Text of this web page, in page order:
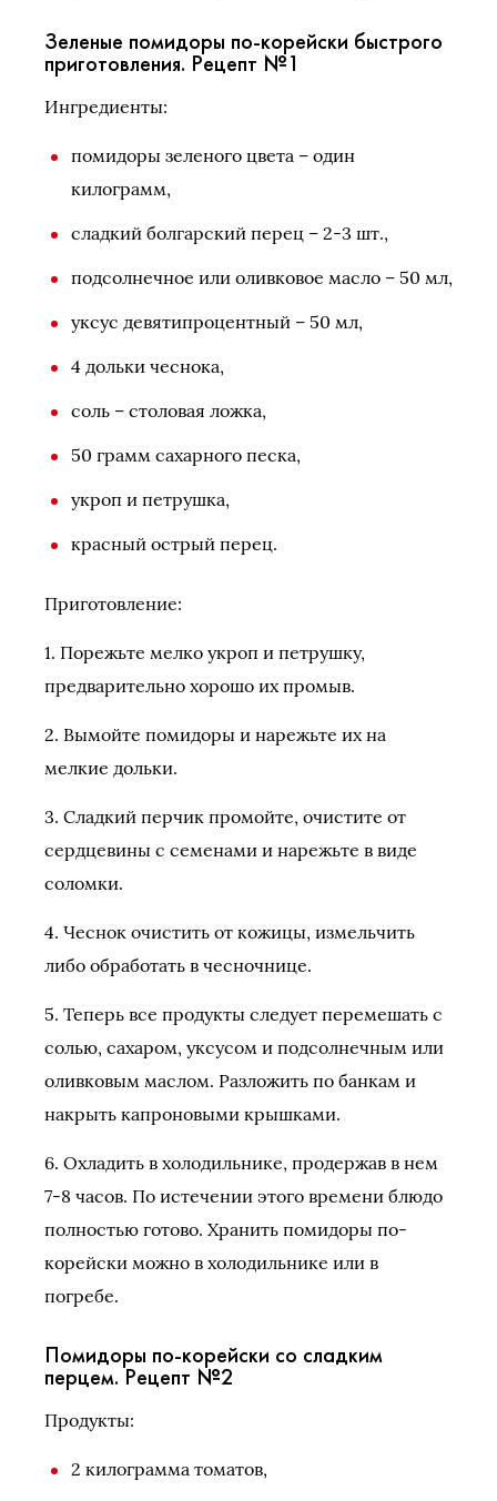
Зеленые помидоры по-корейски быстрого
приготовления. Рецепт №1
Ингредиенты:
помидоры зеленого цвета – один
килограмм,
сладкий болгарский перец – 2-3 шт.,
подсолнечное или оливковое масло – 50 мл,
уксус девятипроцентный – 50 мл,
4 дольки чеснока,
соль – столовая ложка,
50 грамм сахарного песка,
укроп и петрушка,
красный острый перец.
Приготовление:
1. Порежьте мелко укроп и петрушку,
предварительно хорошо их промыв.
2. Вымойте помидоры и нарежьте их на
мелкие дольки.
3. Сладкий перчик промойте, очистите от
сердцевины с семенами и нарежьте в виде
соломки.
4. Чеснок очистить от кожицы, измельчить
либо обработать в чесночнице.
5. Теперь все продукты следует перемешать с
солью, сахаром, уксусом и подсолнечным или
оливковым маслом. Разложить по банкам и
накрыть капроновыми крышками.
6. Охладить в холодильнике, продержав в нем
7-8 часов. По истечении этого времени блюдо
полностью готово. Хранить помидоры по-
корейски можно в холодильнике или в
погребе.
Помидоры по-корейски со сладким
перцем. Рецепт №2
Продукты:
2 килограмма томатов,